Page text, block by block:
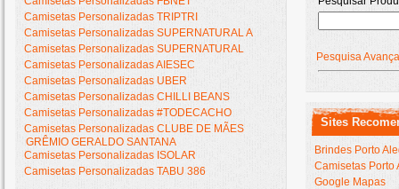
Camisetas Personalizadas TRIPTRI
Camisetas Personalizadas SUPERNATURAL A
Camisetas Personalizadas SUPERNATURAL
Camisetas Personalizadas AIESEC
Camisetas Personalizadas UBER
Camisetas Personalizadas CHILLI BEANS
Camisetas Personalizadas #TODECACHO
Camisetas Personalizadas CLUBE DE MÃES
GRÊMIO GERALDO SANTANA
Camisetas Personalizadas ISOLAR
Camisetas Personalizadas TABU 386
Pesquisa
Sites
Brindes Porto
Camisetas Porto
Google Mapas